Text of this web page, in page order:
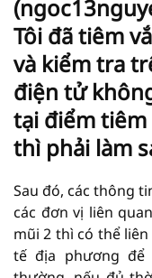
Tôi đã tiêm
và kiểm tra
điện tử
tại điểm
thì phải làm
Sau đó, các thông
các đơn vị liên
mũi 2 thì có thể
tế địa phương để